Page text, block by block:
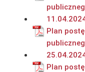
Plan
Plan